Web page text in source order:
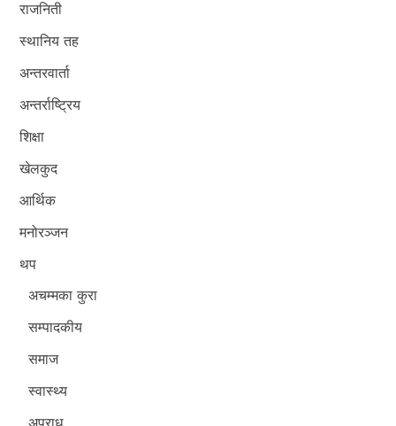
राजनिती
स्थानिय तह
अन्तरवार्ता
अन्तर्राष्ट्रिय
शिक्षा
खेलकुद
आर्थिक
मनोरञ्जन
थप
अचम्मका कुरा
सम्पादकीय
समाज
स्वास्थ्य